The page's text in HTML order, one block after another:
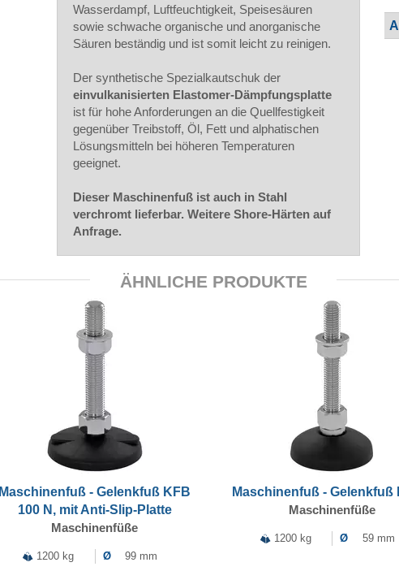
Wasserdampf, Luftfeuchtigkeit, Speisesäuren
sowie schwache organische und anorganische
Säuren beständig und ist somit leicht zu reinigen.
Der synthetische Spezialkautschuk der
einvulkanisierten Elastomer-Dämpfungsplatte
ist für hohe Anforderungen an die Quellfestigkeit
gegenüber Treibstoff, Öl, Fett und alphatischen
Lösungsmitteln bei höheren Temperaturen
geeignet.
Dieser Maschinenfuß ist auch in Stahl
verchromt lieferbar. Weitere Shore-Härten auf
Anfrage.
ÄHNLICHE PRODUKTE
Maschinenfuß - Gelenkfuß KFB
100 N, mit Anti-Slip-Platte
Maschinenfüße
1200 kg Ø 99 mm
Maschinenfuß - Gelenkfuß
Maschinenfüße
1200 kg Ø 59 mm